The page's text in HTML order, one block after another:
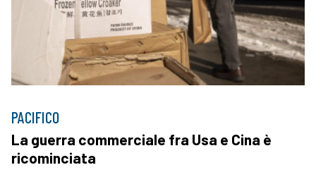
PACIFICO
La guerra commerciale fra Usa e Cina è
ricominciata